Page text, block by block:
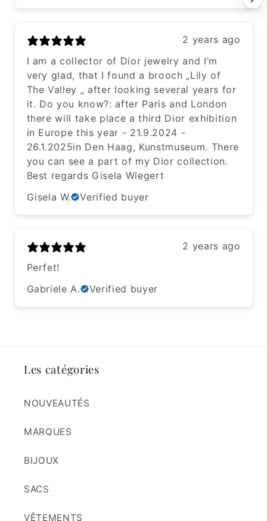
2 years ago
I am a collector of Dior jewelry and I‘m
very glad, that I found a brooch „Lily of
The Valley „ after looking several years for
it. Do you know?: after Paris and London
there will take place a third Dior exhibition
in Europe this year - 21.9.2024 -
26.1.2025in Den Haag, Kunstmuseum. There
you can see a part of my Dior collection.
Best regards Gisela Wiegert
Gisela W.
Verified buyer
2 years ago
Perfet!
Gabriele A.
Verified buyer
Les catégories
NOUVEAUTÉS
MARQUES
BIJOUX
SACS
VÊTEMENTS